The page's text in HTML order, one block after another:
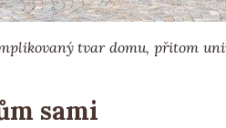
tvar domu, přitom
sami